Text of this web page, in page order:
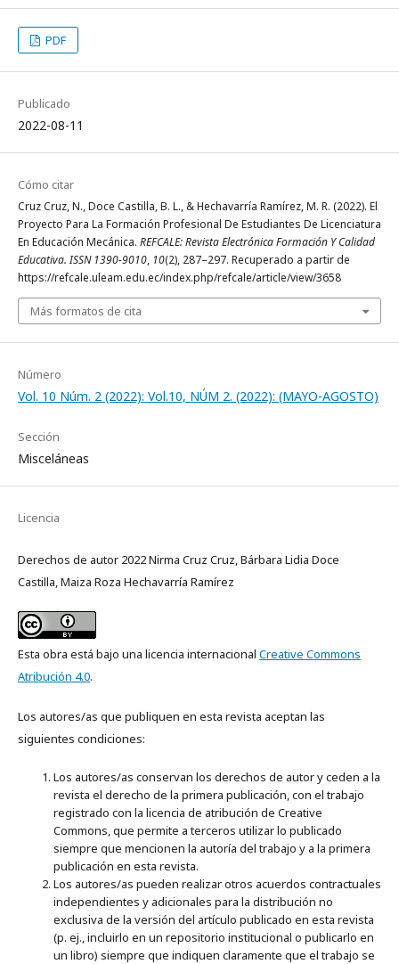
PDF
Publicado
2022-08-11
Cómo citar
Cruz Cruz, N., Doce Castilla, B. L., & Hechavarría Ramírez, M. R. (2022). El
Proyecto Para La Formación Profesional De Estudiantes De Licenciatura
En Educación Mecánica. REFCALE: Revista Electrónica Formación Y Calidad
Educativa. ISSN 1390-9010, 10(2), 287–297. Recuperado a partir de
https://refcale.uleam.edu.ec/index.php/refcale/article/view/3658
Más formatos de cita
Número
Vol. 10 Núm. 2 (2022): Vol.10, NÚM 2. (2022): (MAYO-AGOSTO)
Sección
Misceláneas
Licencia
Derechos de autor 2022 Nirma Cruz Cruz, Bárbara Lidia Doce
Castilla, Maiza Roza Hechavarría Ramírez
Esta obra está bajo una licencia internacional Creative Commons
Atribución 4.0.
Los autores/as que publiquen en esta revista aceptan las
siguientes condiciones:
Los autores/as conservan los derechos de autor y ceden a la
revista el derecho de la primera publicación, con el trabajo
registrado con la licencia de atribución de Creative
Commons, que permite a terceros utilizar lo publicado
siempre que mencionen la autoría del trabajo y a la primera
publicación en esta revista.
Los autores/as pueden realizar otros acuerdos contractuales
independientes y adicionales para la distribución no
exclusiva de la versión del artículo publicado en esta revista
(p. ej., incluirlo en un repositorio institucional o publicarlo en
un libro) siempre que indiquen claramente que el trabajo se